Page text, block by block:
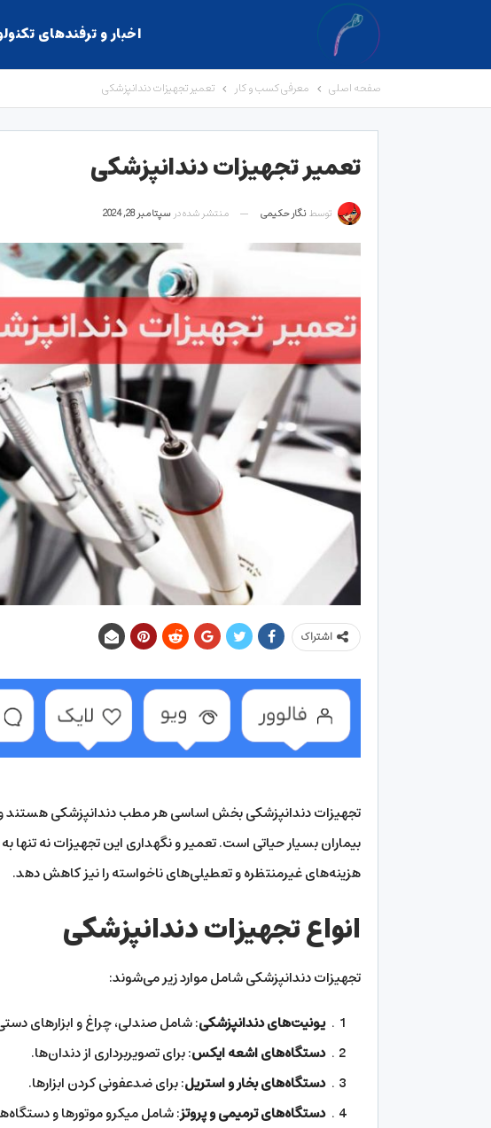
اخبار و ترفندهای
صفحه اصلی معرفی کسب و کار تعمیر تجهیزات دندانپزشکی
تعمیر تجهیزات دندانپزشکی
توسط نگار حکیمی منتشر شده در سپتامبر 28, 2024
اشتراک
تجهیزات دندانپزشکی بخش اساسی هر مطب دندانپزشکی هستند و
بیماران بسیار حیاتی است. تعمیر و نگهداری این تجهیزات نه
هزینه‌های غیرمنتظره و تعطیلی‌های ناخواسته را نیز کاهش دهد.
انواع تجهیزات دندانپزشکی
تجهیزات دندانپزشکی شامل موارد زیر می‌شوند:
یونیت‌های دندانپزشکی: شامل صندلی، چراغ و ابزارهای
دستگاه‌های اشعه ایکس: برای تصویربرداری از دندان‌ها.
دستگاه‌های بخار و استریل: برای ضدعفونی کردن ابزارها.
دستگاه‌های ترمیمی و پروتز: شامل میکرو موتورها و